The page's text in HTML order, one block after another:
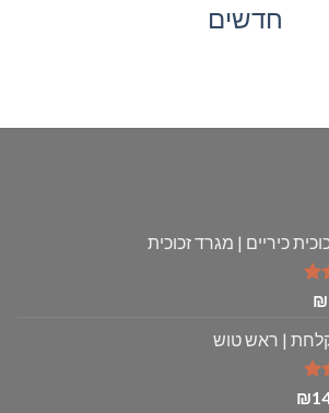
חדשים
כיריים | מגרד זכוכית
₪המחיר
הוא:
₪19.
| ראש טוש
₪